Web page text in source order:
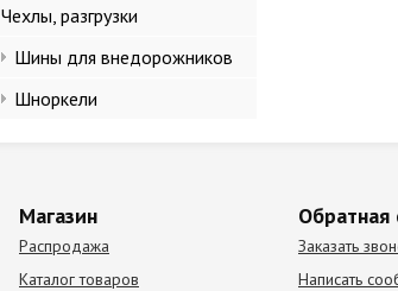
Чехлы, разгрузки
Шины для внедорожников
Шноркели
Магазин
Распродажа
Каталог товаров
Обратная
Заказать
Написать